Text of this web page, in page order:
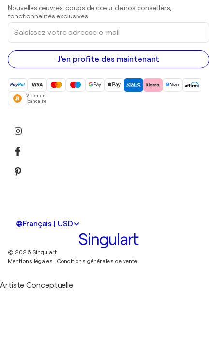
Peintures acryliques
Nouvelles œuvres, coups de cœur de nos conseillers,
fonctionnalités exclusives.
Saisissez
votre
adresse
e-
mail
J'en profite dès maintenant
Virement
bancaire
Français | USD
© 2026 Singulart
Mentions légales.
Conditions générales de vente
Artiste Conceptuelle